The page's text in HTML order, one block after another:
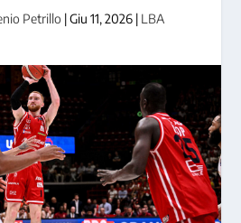
Petrillo |Giu 11, 2026| LBA